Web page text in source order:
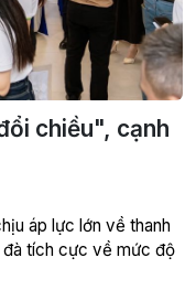
chiều", cạnh
áp lực lớn về thanh
đà tích cực về mức độ